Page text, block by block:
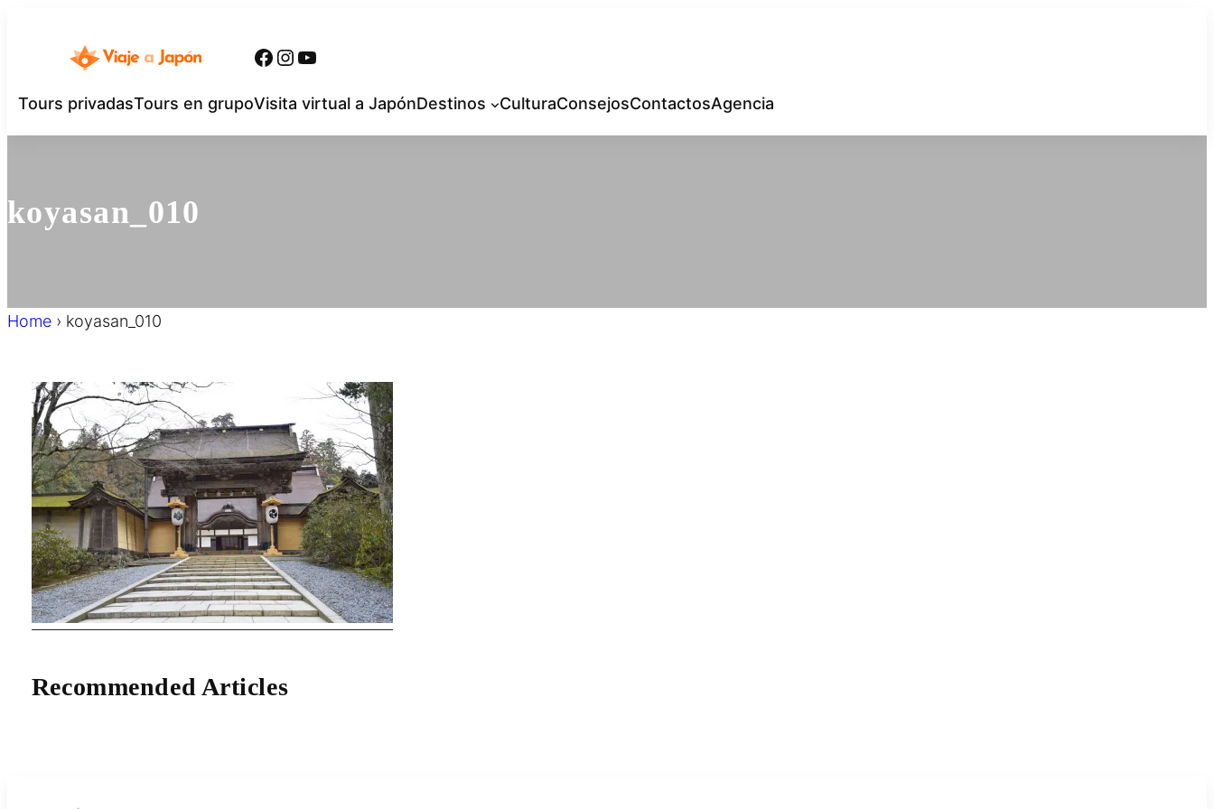
ス
Facebook
Instagram
YouTube
Tours privadasTours en grupoVisita virtual a JapónDestinos CulturaConsejosContactosAgencia
koyasan_010
Home › koyasan_010
Recommended Articles